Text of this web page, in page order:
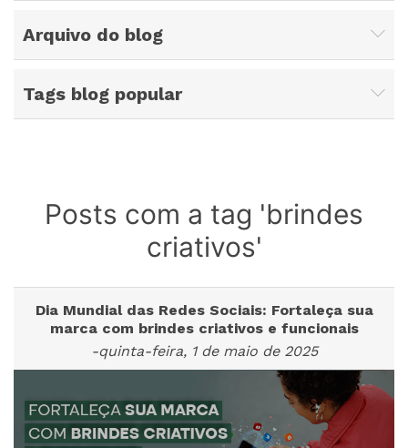
Arquivo do blog
Tags blog popular
Posts com a tag 'brindes
criativos'
Dia Mundial das Redes Sociais: Fortaleça sua
marca com brindes criativos e funcionais
-quinta-feira, 1 de maio de 2025